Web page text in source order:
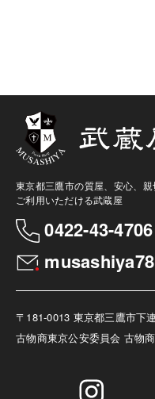
東京都三鷹市の質屋、安心、
ご利用いただける武蔵屋
0422-43-4706
〒181-0013 東京都三鷹市下
古物商東京公安委員会 古物